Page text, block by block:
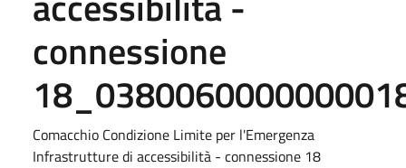
connessione
Comacchio Condizione Limite per l'Emergenza
Infrastrutture di accessibilità - connessione 18